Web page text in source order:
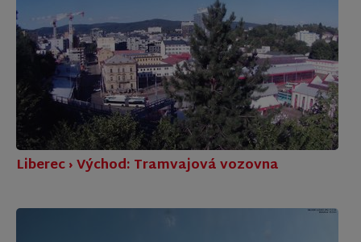
Liberec › Východ: Tramvajová vozovna